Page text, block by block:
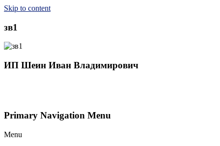
Skip to content
зв1
ИП Шеин Иван Владимирович
Primary Navigation Menu
Menu